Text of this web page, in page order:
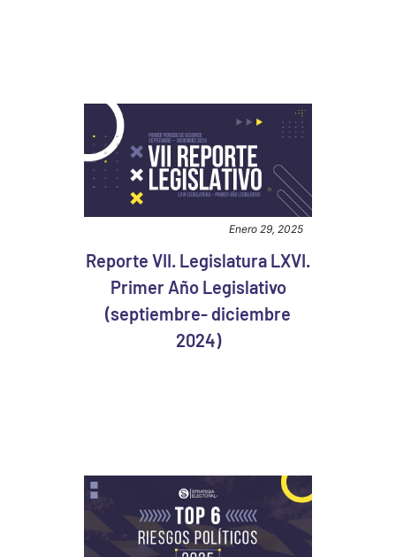
Enero 29, 2025
Reporte VII. Legislatura LXVI.
Primer Año Legislativo
(septiembre- diciembre
2024)